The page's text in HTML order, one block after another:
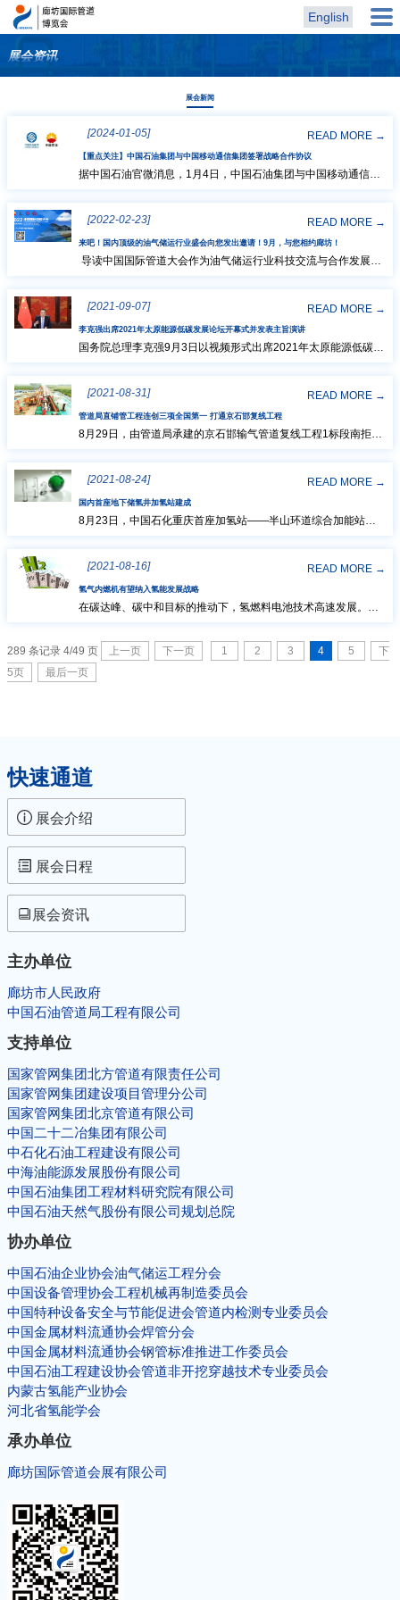
首
概
展
中
观
同
活
讯
联
系
我
们
English
展会资讯
展会新闻
[2024-01-05] READ MORE →
【重点关注】中国石油集团与中国移动通信集团签署战略合作协议
据中国石油官微消息，1月4日，中国石油集团与中国移动通信集
算力、人工智能等方面的合作，共同履行好央企使命、服务好国
家战略。中国移动通信集团董事长杨杰表示，将加强与中国石油
的沟通交流和务实合作，携手促进数字技术与实体经济...
[2022-02-23] READ MORE →
来吧！国内顶级的油气储运行业盛会向您发出邀请！9月，与您相约廊坊！
导读中国国际管道大会作为油气储运行业科技交流与合作发展的
届。管道大会的持续举办促进了油气储运行业合作交流，推动了
先进技术装备的应用，为推动中国油气行业快速发展发挥了积极
作用。二十年，管道展敢为人先，又不忘...
[2021-09-07] READ MORE →
李克强出席2021年太原能源低碳发展论坛开幕式并发表主旨演讲
国务院总理李克强9月3日以视频形式出席2021年太原能源低碳发
布，中国力争于2030年前二氧化碳排放达到峰值、2060年前实现
碳中和。近年来，中国实施污染防治攻坚战，着力调整优化能
源、产业结构，狠抓节能减排，生态环境质量...
[2021-08-31] READ MORE →
管道局直铺管工程连创三项全国第一 打通京石邯复线工程
8月29日，由管道局承建的京石邯输气管道复线工程1标段南拒马
铺管施工穿越距离最长（570米）、穿越地质最复杂（4种地质复
合）、出土角度最大（6度）三项全国记录，这也标志着国内自主
研发的直铺管设备第一次在我国大型长输管道建...
[2021-08-24] READ MORE →
国内首座地下储氢井加氢站建成
8月23日，中国石化重庆首座加氢站——半山环道综合加能站近
加氢服务，助力重庆氢能产业发展。储氢井是指深埋在地下150
米左右、使用专用材料制作而成的氢气储存地埋井，具有安全系
数高、占地面积小等特点，其占地面积仅为目前普...
[2021-08-16] READ MORE →
氢气内燃机有望纳入氢能发展战略
在碳达峰、碳中和目标的推动下，氢燃料电池技术高速发展。但
氢气发动机。记者从工业和信息化部获悉，该部将支持发展零碳
排放的氢气发动机，下一步还将积极配合相关部门制定氢能发展
战略，研究推动将氢气内燃机纳入其中予以支持。我国将制定氢
289 条记录 4/49 页 上一页 下一页 1 2 3 4 5
下
5页
最后一页
快速通道
展会介绍
展会日程
展会资讯
主办单位
廊坊市人民政府
中国石油管道局工程有限公司
支持单位
国家管网集团北方管道有限责任公司
国家管网集团建设项目管理分公司
国家管网集团北京管道有限公司
中国二十二冶集团有限公司
中石化石油工程建设有限公司
中海油能源发展股份有限公司
中国石油集团工程材料研究院有限公司
中国石油天然气股份有限公司规划总院
协办单位
中国石油企业协会油气储运工程分会
中国设备管理协会工程机械再制造委员会
中国特种设备安全与节能促进会管道内检测专业委员会
中国金属材料流通协会焊管分会
中国金属材料流通协会钢管标准推进工作委员会
中国石油工程建设协会管道非开挖穿越技术专业委员会
内蒙古氢能产业协会
河北省氢能学会
承办单位
廊坊国际管道会展有限公司